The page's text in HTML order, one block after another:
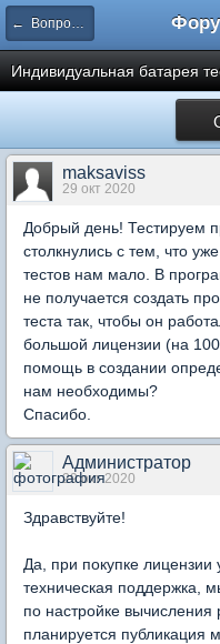
← Вопросы составления тестов
Индивидуальная батарея
maksaviss
29 окт 2020
Добрый день! Тестируем
столкнулись с тем, что
тестов нам мало. В
не получается создать
теста так, чтобы он
большой лицензии (на
помощь в создании
нам необходимы?
Спасибо.
Администратор
29 окт 2020
Здравствуйте!
Да, при покупке лицензии
техническая поддержка,
по настройке вычисления
планируется публикация